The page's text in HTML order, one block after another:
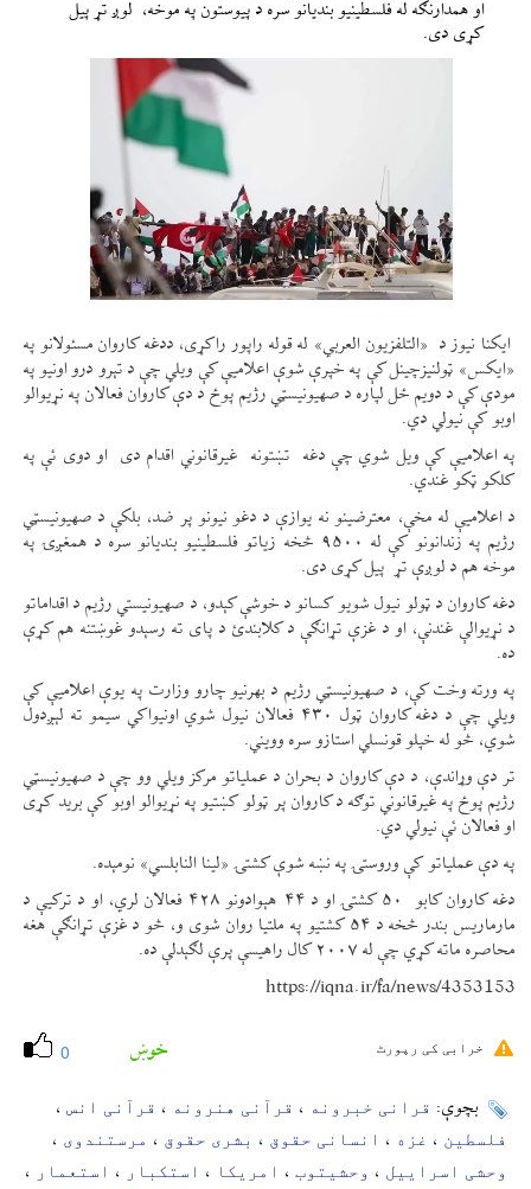
او همدارنګه له فلسطینيو بندیانو سره د پیوستون په موخه، لوږ تړ پیل
کړی دی.
ایکنا نیوز د «التلفزیون العربي» له قوله راپور راکړی، ددغه کاروان مسئولانو په
«ایکس» ټولنیزچینل کې په خپرې شوې اعلامیې کې ویلي چې د تېرو درو اونیو په
مودې کې د دویم ځل لپاره د صهیونیسټي رژیم پوځ د دې کاروان فعالان په نړیوالو
اوبو کې نیولي دي.
په اعلامیې کې ویل شوي چې دغه تښتونه غیرقانوني اقدام دی او دوی ئې په
کلکو ټکو غندي.
د اعلامیې له مخې، معترضینو نه یوازې د دغو نیونو پر ضد، بلکې د صهیونیسټي
رژیم په زندانونو کې له ۹۵۰۰ څخه زیاتو فلسطینيو بندیانو سره د همغږۍ په
موخه هم د لوږې تړ پیل کړی دی.
دغه کاروان د ټولو نیول شویو کسانو د خوشې کېدو، د صهیونیستي رژیم د اقداماتو
د نړیوالې غندنې، او د غزې تړانګې د کلابندئ د پای ته رسېدو غوښتنه هم کړې
ده.
په ورته وخت کې، د صهیونیسټي رژیم د بهرنیو چارو وزارت په یوې اعلامیې کې
ویلي چې د دغه کاروان ټول ۴۳۰ فعالان نیول شوي اونیواکي سیمو ته لېږدول
شوي، څو له خپلو قونسلي استازو سره وویني.
تر دې وړاندې، د دې کاروان د بحران د عملیاتو مرکز ویلي وو چې د صهیونیسټي
رژیم پوځ په غیرقانوني توګه د کاروان پر ټولو کښتیو په نړیوالو اوبو کې برید کړی
او فعالان ئې نیولي دي.
په دې عملیاتو کې وروستۍ په نښه شوې کشتۍ «لینا النابلسي» نومېده.
دغه کاروان کابو ۵۰ کشتۍ او د ۴۴ هېوادونو ۴۲۸ فعالان لري، او د ترکیې د
مارماریس بندر څخه د ۵۴ کشتیو په ملتیا روان شوی و، څو د غزې تړانګې هغه
محاصره ماته کړي چې له ۲۰۰۷ کال راهیسې پرې لګېدلې ده.
https://iqna.ir/fa/news/4353153
0 خوښ خرابی کی رپورٹ
بچوې: قرانی خبرونه ، قرآنی هنرونه ، قرآنی انس ،
فلسطین ، غزه ، انسانی حقوق ، بشری حقوق ، مرستندوی ،
وحشی اسراییل ، وحشیتوب ، امریکا ، استکبار ، استعمار ،